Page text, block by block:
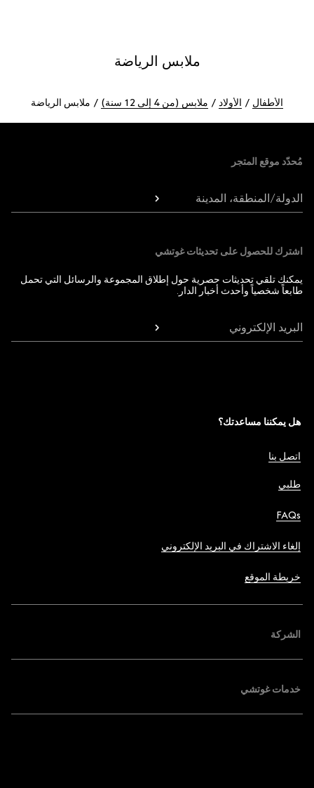
ملابس الرياضة
الأطفال الأولاد ملابس (من 4 إلى 12 سنة) ملابس الرياضة
مُحدّد موقع المتجر
الدولة/المنطقة، المدينة
اشترك للحصول على تحديثات غوتشي
يمكنك تلقي تحديثات حصرية حول إطلاق المجموعة والرسائل التي تحمل
طابعاً شخصياً وأحدث أخبار الدار.
البريد الإلكتروني
هل يمكننا مساعدتك؟
اتصل بنا
طلبي
FAQs
إلغاء الاشتراك في البريد الإلكتروني
خريطة الموقع
الشركة
خدمات غوتشي